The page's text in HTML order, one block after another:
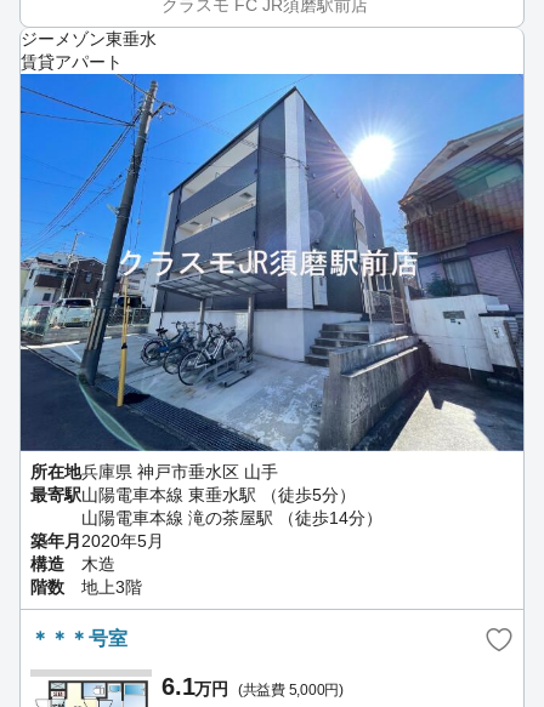
クラスモ FC JR須磨駅前店
ジーメゾン東垂水
賃貸アパート
所在地兵庫県 神戸市垂水区 山手
最寄駅山陽電車本線 東垂水駅 （徒歩5分）
山陽電車本線 滝の茶屋駅 （徒歩14分）
築年月 2020年5月
構造
木造
階数
地上3階
＊＊＊号室
6.1万円 (共益費 5,000円)